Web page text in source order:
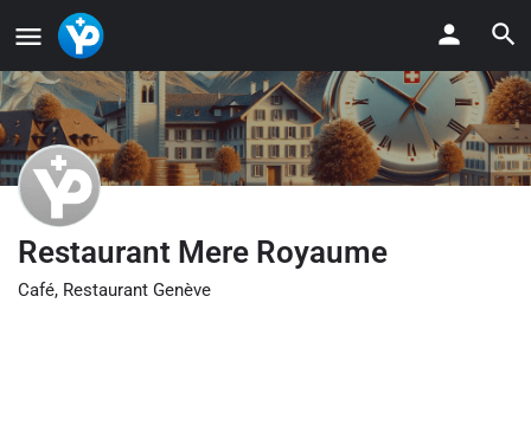
Restaurant Mere Royaume
Café, Restaurant Genève